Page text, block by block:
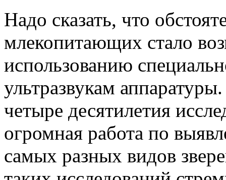
Надо сказать, что
млекопитающих стало
использованию
ультразвукам
четыре десятилетия
огромная работа по
самых разных видов